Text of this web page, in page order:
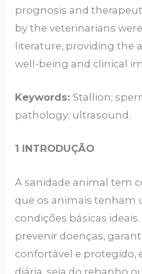
prognosis and
by the veterinarians
literature, providing the
well-being and clinical
Keywords:Stallion;
pathology; ultrasound.
1 INTRODUÇÃO
A sanidade animal tem
que os animais tenham
condições básicas
prevenir doenças,
confortável e protegido,
diária, seja do rebanho